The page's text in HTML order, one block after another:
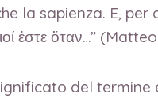
la sapienza. E,
ἐστε ὅταν…” (Matteo
del termine